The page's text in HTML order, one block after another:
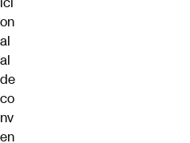
on
al
al
de
co
nv
en